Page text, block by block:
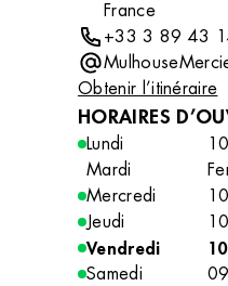
France
+33 3 89 43
Obtenir l’itinéraire
HORAIRES
Lundi
Mardi
Mercredi
Jeudi
Vendredi
Samedi